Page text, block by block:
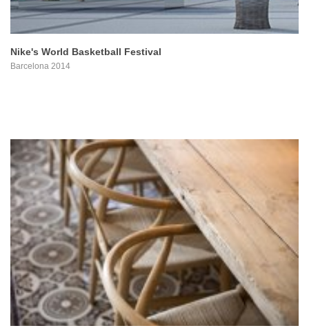
Nike's World Basketball Festival
Barcelona 2014
PROYECTO